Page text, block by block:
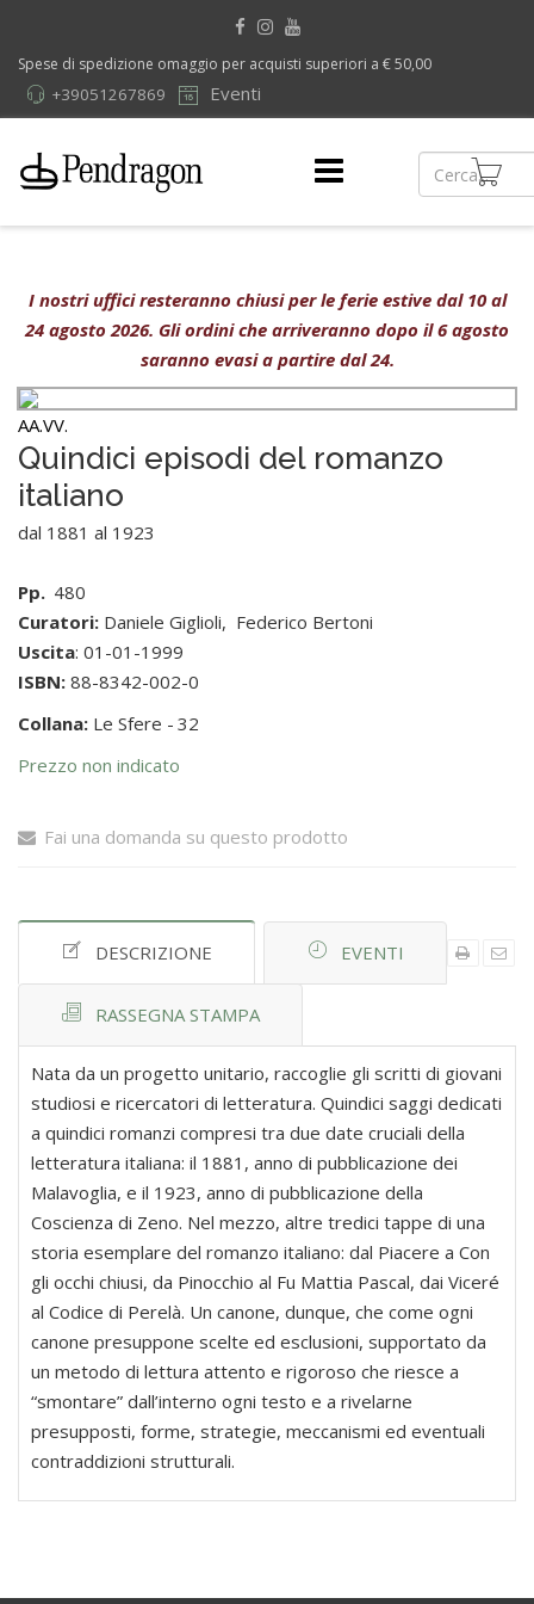
Spese di spedizione omaggio per acquisti superiori a € 50,00
Eventi
+39051267869
I nostri uffici resteranno chiusi per le ferie estive dal 10 al
24 agosto 2026. Gli ordini che arriveranno dopo il 6 agosto
saranno evasi a partire dal 24.
AA.VV.
Quindici episodi del romanzo
italiano
dal 1881 al 1923
Pp. 480
Curatori: Daniele Giglioli, Federico Bertoni
Uscita: 01-01-1999
ISBN: 88-8342-002-0
Collana: Le Sfere - 32
Prezzo non indicato
Fai una domanda su questo prodotto
DESCRIZIONE EVENTI
RASSEGNA STAMPA
Nata da un progetto unitario, raccoglie gli scritti di giovani
studiosi e ricercatori di letteratura. Quindici saggi dedicati
a quindici romanzi compresi tra due date cruciali della
letteratura italiana: il 1881, anno di pubblicazione dei
Malavoglia, e il 1923, anno di pubblicazione della
Coscienza di Zeno. Nel mezzo, altre tredici tappe di una
storia esemplare del romanzo italiano: dal Piacere a Con
gli occhi chiusi, da Pinocchio al Fu Mattia Pascal, dai Viceré
al Codice di Perelà. Un canone, dunque, che come ogni
canone presuppone scelte ed esclusioni, supportato da
un metodo di lettura attento e rigoroso che riesce a
“smontare” dall’interno ogni testo e a rivelarne
presupposti, forme, strategie, meccanismi ed eventuali
contraddizioni strutturali.